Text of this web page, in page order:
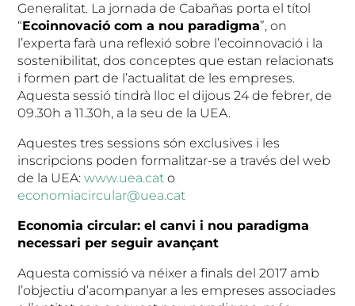
Generalitat. La jornada de Cabañas porta el títol
“Ecoinnovació com a nou paradigma”, on
l’experta farà una reflexió sobre l’ecoinnovació i la
sostenibilitat, dos conceptes que estan relacionats
i formen part de l’actualitat de les empreses.
Aquesta sessió tindrà lloc el dijous 24 de febrer, de
09.30h a 11.30h, a la seu de la UEA.
Aquestes tres sessions són exclusives i les
inscripcions poden formalitzar-se a través del web
de la UEA:www.uea.cat o
economiacircular@uea.cat
Economia circular: el canvi i nou paradigma
necessari per seguir avançant
Aquesta comissió va néixer a finals del 2017 amb
l’objectiu d’acompanyar a les empreses associades